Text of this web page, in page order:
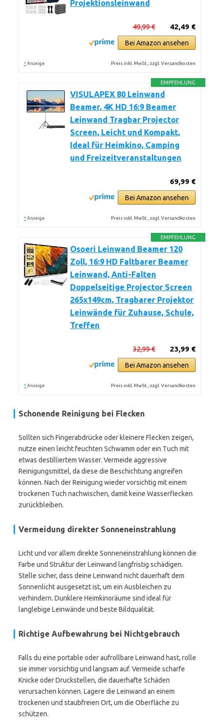
Projektionsleinwand
42,49 €
49,99 €
Bei Amazon ansehen
* Anzeige Preis inkl. MwSt., zzgl. Versandkosten
EMPFEHLUNG
VISULAPEX 80 Leinwand
Beamer, 4K HD 16:9 Beamer
Leinwand Tragbar Projector
Screen, Leicht und Kompakt,
Ideal für Heimkino, Camping
und Freizeitveranstaltungen
69,99 €
Bei Amazon ansehen
* Anzeige Preis inkl. MwSt., zzgl. Versandkosten
EMPFEHLUNG
Osoeri Leinwand Beamer 120
Zoll, 16:9 HD Faltbarer Beamer
Leinwand, Anti-Falten
Doppelseitige Projector Screen
265x149cm, Tragbarer Projektor
Leinwände für Zuhause, Schule,
Treffen
23,99 €
32,99 €
Bei Amazon ansehen
* Anzeige Preis inkl. MwSt., zzgl. Versandkosten
Schonende Reinigung bei Flecken
Sollten sich Fingerabdrücke oder kleinere Flecken zeigen,
nutze einen leicht feuchten Schwamm oder ein Tuch mit
etwas destilliertem Wasser. Vermeide aggressive
Reinigungsmittel, da diese die Beschichtung angreifen
können. Nach der Reinigung wieder vorsichtig mit einem
trockenen Tuch nachwischen, damit keine Wasserflecken
zurückbleiben.
Vermeidung direkter Sonneneinstrahlung
Licht und vor allem direkte Sonneneinstrahlung können die
Farbe und Struktur der Leinwand langfristig schädigen.
Stelle sicher, dass deine Leinwand nicht dauerhaft dem
Sonnenlicht ausgesetzt ist, um ein Ausbleichen zu
verhindern. Dunklere Heimkinoräume sind ideal für
langlebige Leinwände und beste Bildqualität.
Richtige Aufbewahrung bei Nichtgebrauch
Falls du eine portable oder aufrollbare Leinwand hast, rolle
sie immer vorsichtig und langsam auf. Vermeide scharfe
Knicke oder Druckstellen, die dauerhafte Schäden
verursachen können. Lagere die Leinwand an einem
trockenen und staubfreien Ort, um die Oberfläche zu
schützen.